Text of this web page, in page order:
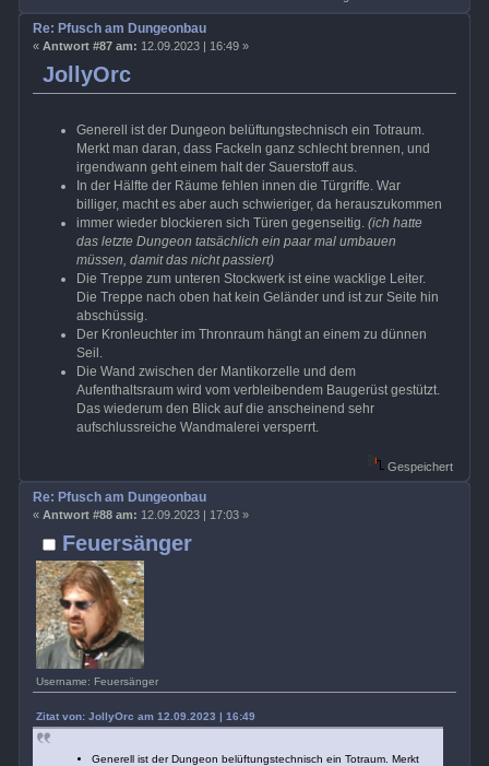
JollyOrc
Re: Pfusch am Dungeonbau
« Antwort #87 am: 12.09.2023 | 16:49 »
Generell ist der Dungeon belüftungstechnisch ein Totraum.
Merkt man daran, dass Fackeln ganz schlecht brennen, und
irgendwann geht einem halt der Sauerstoff aus.
In der Hälfte der Räume fehlen innen die Türgriffe. War
billiger, macht es aber auch schwieriger, da herauszukommen
immer wieder blockieren sich Türen gegenseitig. (ich hatte
das letzte Dungeon tatsächlich ein paar mal umbauen
müssen, damit das nicht passiert)
Die Treppe zum unteren Stockwerk ist eine wacklige Leiter.
Die Treppe nach oben hat kein Geländer und ist zur Seite hin
abschüssig.
Der Kronleuchter im Thronraum hängt an einem zu dünnen
Seil.
Die Wand zwischen der Mantikorzelle und dem
Aufenthaltsraum wird vom verbleibendem Baugerüst gestützt.
Das wiederum den Blick auf die anscheinend sehr
aufschlussreiche Wandmalerei versperrt.
Gespeichert
Feuersänger
Username: Feuersänger
Re: Pfusch am Dungeonbau
« Antwort #88 am: 12.09.2023 | 17:03 »
Zitat von: JollyOrc am 12.09.2023 | 16:49
Generell ist der Dungeon belüftungstechnisch ein Totraum. Merkt